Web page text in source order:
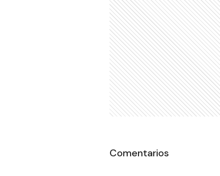
Comentarios